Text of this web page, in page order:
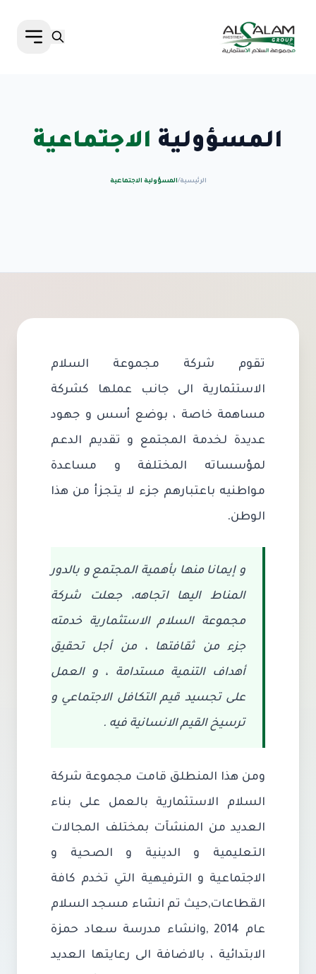
المسؤولية الاجتماعية
الرئيسية/المسؤولية الاجتماعية
تقوم شركة مجموعة السلام
الاستثمارية الى جانب عملها كشركة
مساهمة خاصة ، بوضع أسس و جهود
عديدة لخدمة المجتمع و تقديم الدعم
لمؤسساته المختلفة و مساعدة
مواطنيه باعتبارهم جزء لا يتجزأ من هذا
الوطن.
و إيمانا منها بأهمية المجتمع و بالدور
المناط اليها اتجاهه، جعلت شركة
مجموعة السلام الاستثمارية خدمته
جزء من ثقافتها ، من أجل تحقيق
أهداف التنمية مستدامة ، و العمل
على تجسيد قيم التكافل الاجتماعي و
ترسيخ القيم الانسانية فيه .
ومن هذا المنطلق قامت مجموعة شركة
السلام الاستثمارية بالعمل على بناء
العديد من المنشآت بمختلف المجالات
التعليمية و الدينية و الصحية و
الاجتماعية و الترفيهية التي تخدم كافة
القطاعات,حيث تم انشاء مسجد السلام
عام 2014 ,وانشاء مدرسة سعاد حمزة
الابتدائية ، بالاضافة الى رعايتها العديد